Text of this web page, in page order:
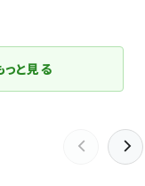
と見る